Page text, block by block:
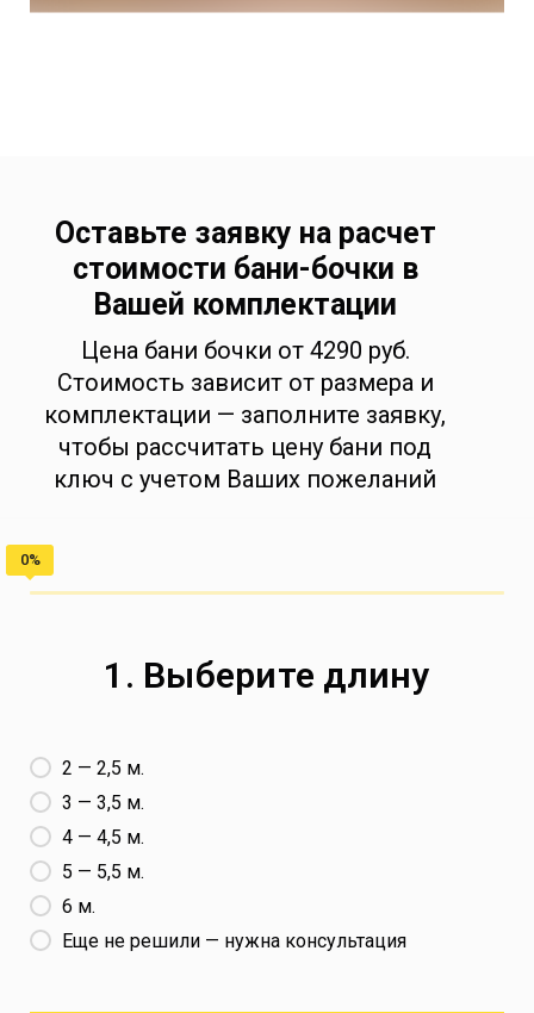
Цена бани бочки от 4290 руб.
Стоимость зависит от размера и
комплектации — заполните заявку,
чтобы рассчитать цену бани под
ключ с учетом Ваших пожеланий
Оставьте заявку на расчет
стоимости бани-бочки в
Вашей комплектации
1. Выберите длину
2 — 2,5 м.
3 — 3,5 м.
4 — 4,5 м.
5 — 5,5 м.
6 м.
Еще не решили — нужна консультация